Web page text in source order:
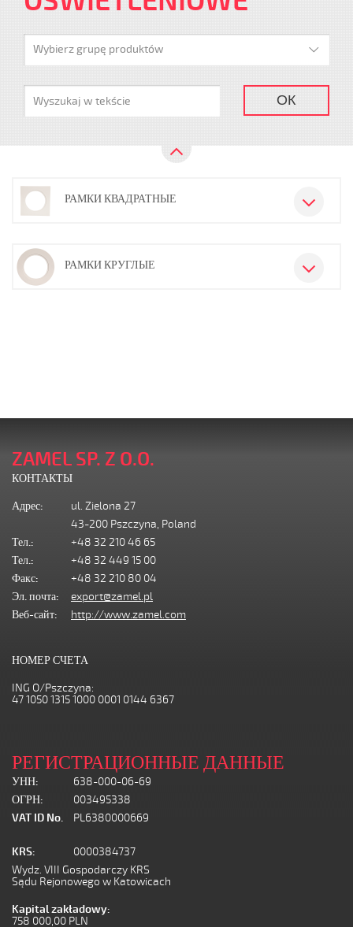
Wybierz grupę produktów
ОК
РАМКИ КВАДРАТНЫЕ
РАМКИ КРУГЛЫЕ
ZAMEL SP. Z O.O.
КОНТАКТЫ
Адрес:
ul. Zielona 27
43-200 Pszczyna, Poland
Тел.:
+48 32 210 46 65
Тел.:
+48 32 449 15 00
Факс:
+48 32 210 80 04
Эл. почта:
export@zamel.pl
Веб-сайт:
http://www.zamel.com
НОМЕР СЧЕТА
ING O/Pszczyna:
47 1050 1315 1000 0001 0144 6367
РЕГИСТРАЦИОННЫЕ ДАННЫЕ
УНН:
638-000-06-69
ОГРН:
003495338
VAT ID No.
PL6380000669
KRS:
0000384737
Wydz. VIII Gospodarczy KRS
Sądu Rejonowego w Katowicach
Kapital zakładowy:
758 000,00 PLN